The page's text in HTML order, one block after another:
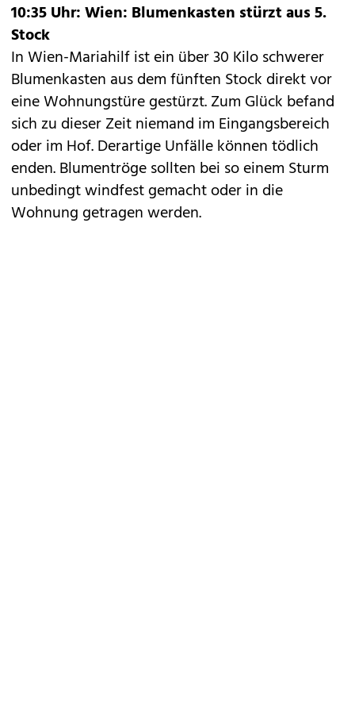
10:35 Uhr: Wien: Blumenkasten stürzt aus 5.
Stock
In Wien-Mariahilf ist ein über 30 Kilo schwerer
Blumenkasten aus dem fünften Stock direkt vor
eine Wohnungstüre gestürzt. Zum Glück befand
sich zu dieser Zeit niemand im Eingangsbereich
oder im Hof. Derartige Unfälle können tödlich
enden. Blumentröge sollten bei so einem Sturm
unbedingt windfest gemacht oder in die
Wohnung getragen werden.